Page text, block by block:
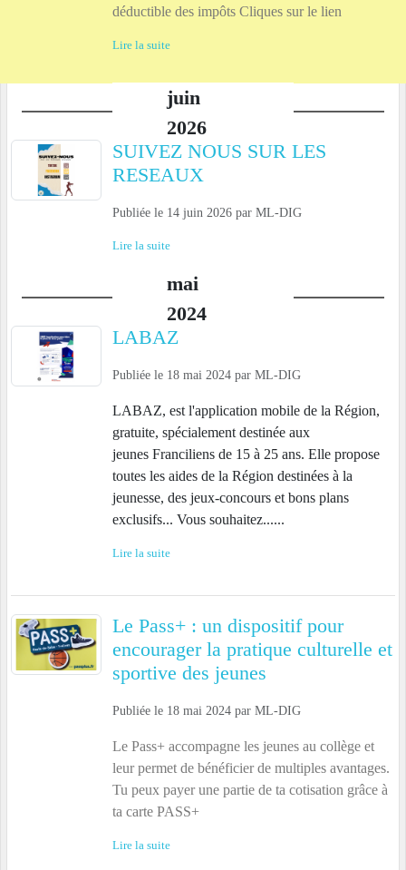
déductible des impôts Cliques sur le lien
Lire la suite
juin
2026
SUIVEZ NOUS SUR LES
RESEAUX
Publiée le 14 juin 2026 par ML-DIG
Lire la suite
mai
2024
LABAZ
Publiée le 18 mai 2024 par ML-DIG
LABAZ, est l'application mobile de la Région,
gratuite, spécialement destinée aux
jeunes Franciliens de 15 à 25 ans. Elle propose
toutes les aides de la Région destinées à la
jeunesse, des jeux-concours et bons plans
exclusifs... Vous souhaitez......
Lire la suite
Le Pass+ : un dispositif pour
encourager la pratique culturelle et
sportive des jeunes
Publiée le 18 mai 2024 par ML-DIG
Le Pass+ accompagne les jeunes au collège et
leur permet de bénéficier de multiples avantages.
Tu peux payer une partie de ta cotisation grâce à
ta carte PASS+
Lire la suite